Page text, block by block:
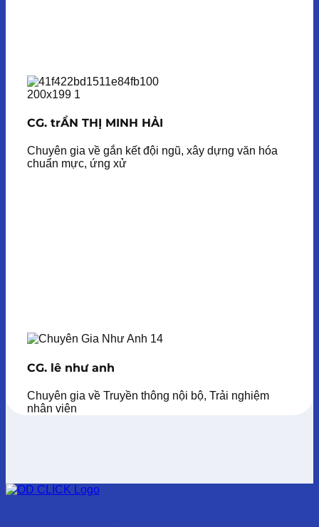
CG. trẦN THỊ MINH HẢI
Chuyên gia về gắn kết đội ngũ, xây dựng văn hóa
chuẩn mực, ứng xử
CG. lê như anh
Chuyên gia về Truyền thông nội bộ, Trải nghiệm
nhân viên